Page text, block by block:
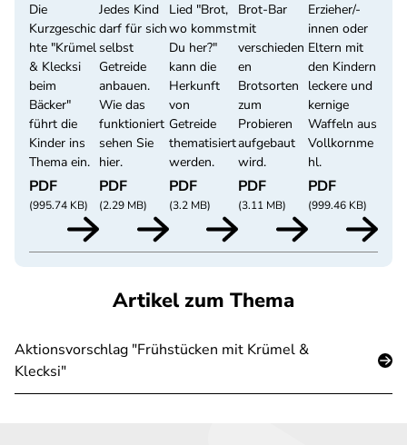
Die
Kurzgeschic
hte "Krümel
& Klecksi
beim
Bäcker"
führt die
Kinder ins
Thema ein.
PDF
(995.74 KB)
Jedes Kind
darf für sich
selbst
Getreide
anbauen.
Wie das
funktioniert
sehen Sie
hier.
PDF
(2.29 MB)
Lied "Brot,
wo kommst
Du her?"
kann die
Herkunft
von
Getreide
thematisiert
werden.
PDF
(3.2 MB)
Brot-Bar
mit
verschieden
en
Brotsorten
zum
Probieren
aufgebaut
wird.
PDF
(3.11 MB)
Erzieher/-
innen oder
Eltern mit
den Kindern
leckere und
kernige
Waffeln aus
Vollkornme
hl.
PDF
(999.46 KB)
Artikel zum Thema
Aktionsvorschlag "Frühstücken mit Krümel &
Klecksi"